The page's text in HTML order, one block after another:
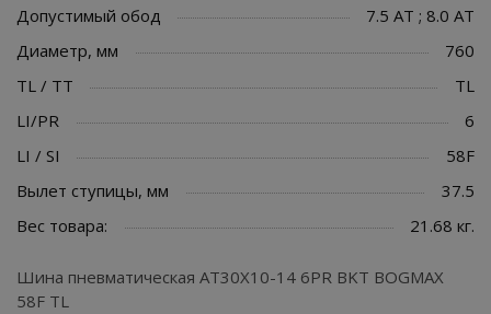
Допустимый обод
7.5 AT ; 8.0 AT
Диаметр, мм
760
TL / TT
TL
LI/PR
6
LI / SI
58F
Вылет ступицы, мм
37.5
Вес товара:
21.68 кг.
Шина пневматическая AT30X10-14 6PR BKT BOGMAX
58F TL